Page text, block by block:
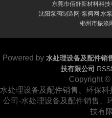
东莞市佰舒新材料科
沈阳泵阀制造网-泵阀网,水
郴州市振涤
Powered by 水处理设备及配件销
技有限公司 RSS
Copyright ©
水处理设备及配件销售、环保
公司-水处理设备及配件销售、
技有